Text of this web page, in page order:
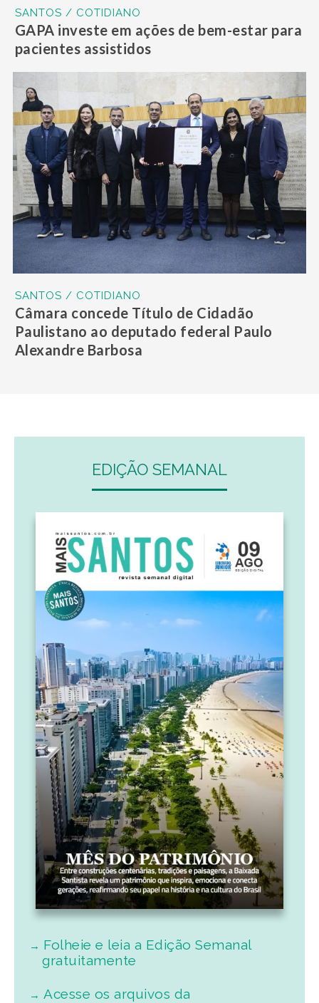
SANTOS / COTIDIANO
GAPA investe em ações de bem-estar para
pacientes assistidos
SANTOS / COTIDIANO
Câmara concede Título de Cidadão
Paulistano ao deputado federal Paulo
Alexandre Barbosa
EDIÇÃO SEMANAL
Folheie e leia a Edição Semanal
gratuitamente
Acesse os arquivos da